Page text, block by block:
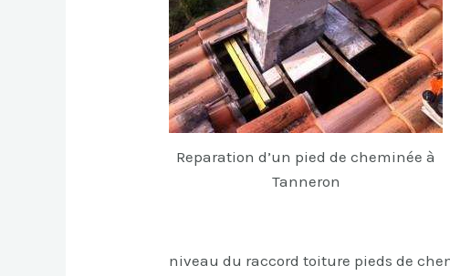
Reparation d’un pied de cheminée à
Tanneron
niveau du raccord toiture pieds de